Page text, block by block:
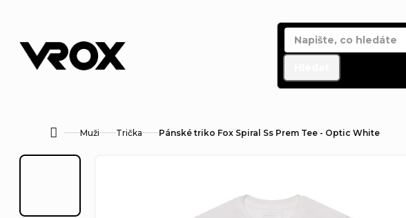
obsah
DomůMuži Trička Pánské triko Fox Spiral Ss Prem Tee - Optic White